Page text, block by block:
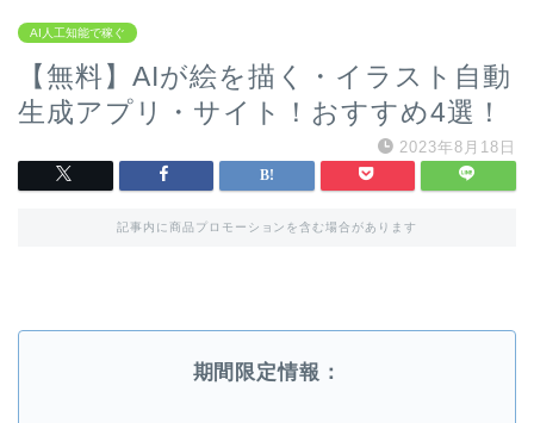
AI人工知能で稼ぐ
【無料】AIが絵を描く・イラスト自動
生成アプリ・サイト！おすすめ4選！
2023年8月18日
記事内に商品プロモーションを含む場合があります
期間限定情報：